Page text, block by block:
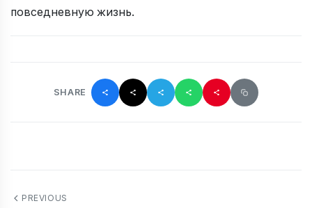
повседневную жизнь.
SHARE
PREVIOUS